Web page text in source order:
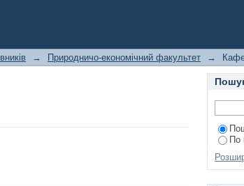
→ Природничо-економічний факультет →
По